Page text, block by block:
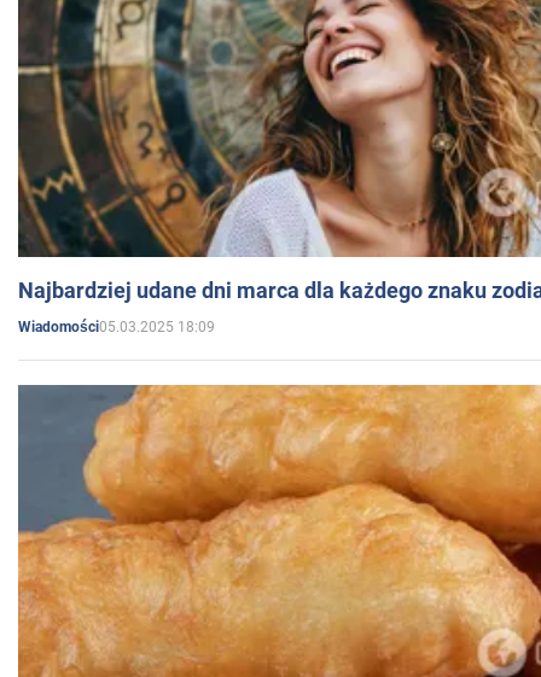
Najbardziej udane dni marca dla każdego znaku
Wiadomości05.03.2025 18:09